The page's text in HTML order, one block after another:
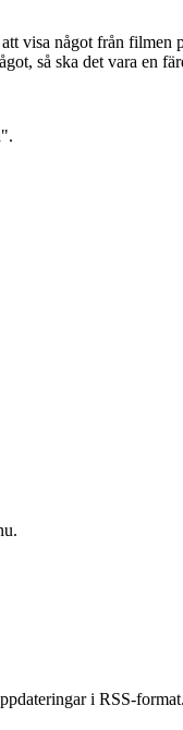
visa något från
så ska det vara en
i RSS-format.